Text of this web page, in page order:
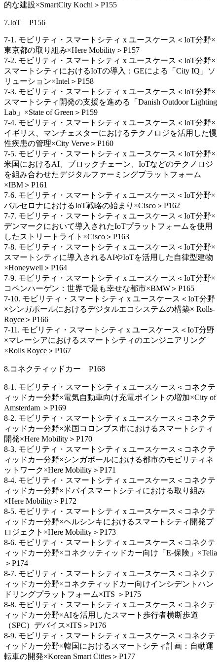
的な建設×SmartCity Kochi＞P155
7.IoT P156
7-1. モビリティ・スマートシティ x ユースケース＜IoT分野×
東京都の取り組み×Here Mobility＞P157
7-2. モビリティ・スマートシティ x ユースケース＜IoT分野×
スマートシティにおけるIoTの導入：GEによる「City IQ」ソ
リューション×Intel＞P158
7-3. モビリティ・スマートシティ x ユースケース＜IoT分野×
スマートシティ開発の支援を進める「Danish Outdoor Lighting
Lab」×State of Green＞P159
7-4. モビリティ・スマートシティ x ユースケース＜IoT分野×
イギリス、マンチェスターにおけるテクノロジを活用した慢
性疾患の管理×City Verve＞P160
7-5. モビリティ・スマートシティ x ユースケース＜IoT分野×
米国におけるAI、ブロックチェーン、IoTなどのテクノロジ
を組み合わせたデジタルファーミングプラットフォーム
×IBM＞P161
7-6. モビリティ・スマートシティ x ユースケース＜IoT分野×
バルセロナにおけるIoT戦略の始まり×Cisco＞P162
7-7. モビリティ・スマートシティ x ユースケース＜IoT分野×
デンマークにおいて導入されたIoTプラットフォームを使用
したストリートライト×Cisco＞P163
7-8. モビリティ・スマートシティ x ユースケース＜IoT分野×
スマートシティに導入されるAIやIoTを活用した自律型建物
×Honeywell＞P164
7-9. モビリティ・スマートシティ x ユースケース＜IoT分野×
コペンハーゲン：世界で最も幸せな都市×BMW＞P165
7-10. モビリティ・スマートシティ x ユースケース＜IoT分野
×シンガポールにおけるデジタルエコシステムの構築× Rolls-
Royce＞P166
7-11. モビリティ・スマートシティ x ユースケース＜IoT分野
×マレーシアにおけるスマートシティのエンジニアリング
×Rolls Royce＞P167
8.コネクティッドカー P168
8-1. モビリティ・スマートシティ x ユースケース＜コネクテ
ィッドカー分野×電気自動車向け充電ポイントの増加×City of
Amsterdam ＞P169
8‐2. モビリティ・スマートシティ x ユースケース＜コネクテ
ィッドカー分野×米国コロンブス市におけるスマートシティ
開発×Here Mobility＞P170
8-3. モビリティ・スマートシティ x ユースケース＜コネクテ
ィッドカー分野×シンガポールにおける都市のモビリティネ
ットワーク×Here Mobility＞P171
8-4. モビリティ・スマートシティ x ユースケース＜コネクテ
ィッドカー分野×ドバイスマートシティにおける取り組み
×Here Mobility＞P172
8-5. モビリティ・スマートシティ x ユースケース＜コネクテ
ィッドカー分野×ヘルシンキにおけるスマートシティ開発プ
ロジェクト×Here Mobility＞P173
8-6. モビリティ・スマートシティ x ユースケース＜コネクテ
ィッドカー分野×コネクッティッドカー向け「E-保険」×Telia
＞P174
8-7. モビリティ・スマートシティ x ユースケース＜コネクテ
ィッドカー分野×コネクティッドカー向けインシデントハン
ドリングプラットフォーム×ITS ＞P175
8‐8. モビリティ・スマートシティ x ユースケース＜コネクテ
ィッドカー分野×AIを活用したスマート歩行者横断歩道
（SPC）デバイス×ITS＞P176
8-9. モビリティ・スマートシティ x ユースケース＜コネクテ
ィッドカー分野×韓国におけるスマートシティ計画：自動運
転車の開発×Korean Smart Cities＞P177